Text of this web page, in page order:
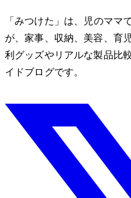
「みつけた」は、2児のママ
が、家事、収納、美容、育
利グッズやリアルな製品比
イドブログです。